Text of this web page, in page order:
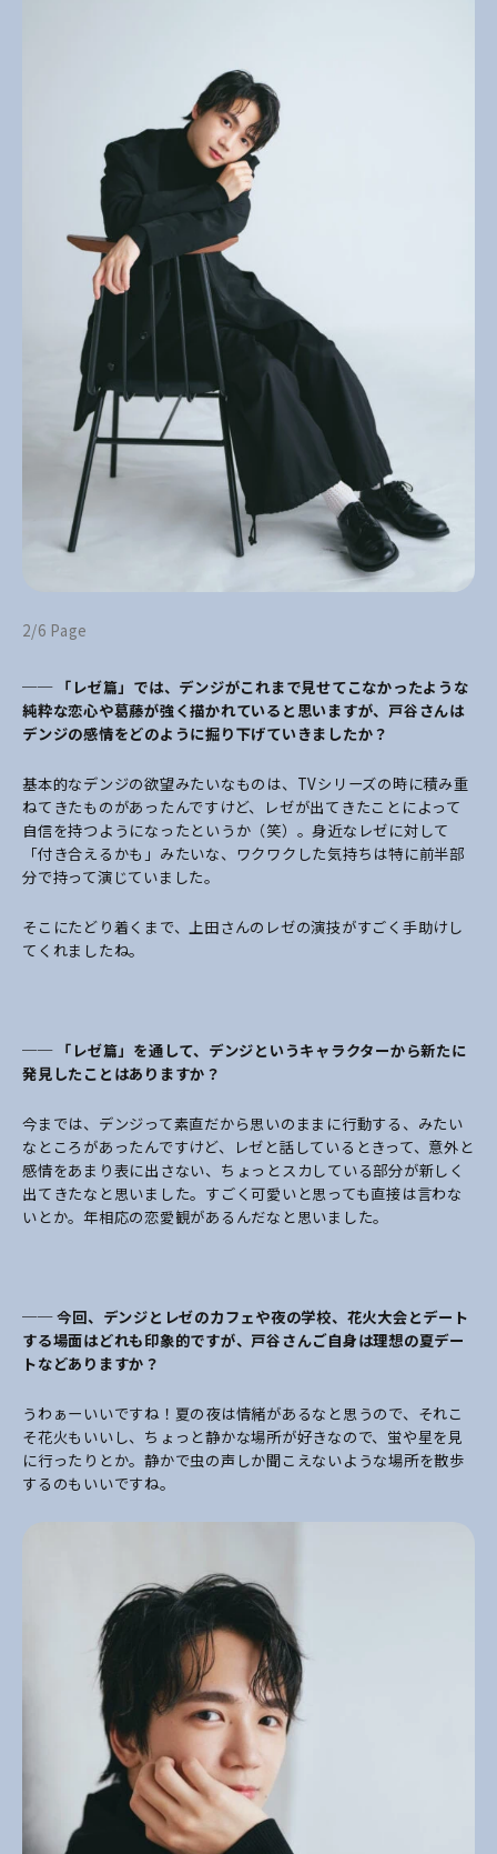
2/6 Page
── 「レゼ篇」 では、デンジがこれまで見せてこなかったような
純粋な恋心や葛藤が強く描かれていると思いますが、戸谷さんは
デンジの感情をどのように掘り下げていきましたか？
基本的なデンジの欲望みたいなものは、TVシリーズの時に積み重
ねてきたものがあったんですけど、レゼが出てきたことによって
自信を持つようになったというか（笑）。身近なレゼに対して
「付き合えるかも」みたいな、ワクワクした気持ちは特に前半部
分で持って演じていました。
そこにたどり着くまで、上田さんのレゼの演技がすごく手助けし
てくれましたね。
── 「レゼ篇」 を通して、デンジというキャラクターから新たに
発見したことはありますか？
今までは、デンジって素直だから思いのままに行動する、みたい
なところがあったんですけど、レゼと話しているときって、意外と
感情をあまり表に出さない、ちょっとスカしている部分が新しく
出てきたなと思いました。すごく可愛いと思っても直接は言わな
いとか。年相応の恋愛観があるんだなと思いました。
── 今回、デンジとレゼのカフェや夜の学校、花火大会とデート
する場面はどれも印象的ですが、戸谷さんご自身は理想の夏デー
トなどありますか？
うわぁーいいですね！夏の夜は情緒があるなと思うので、それこ
そ花火もいいし、ちょっと静かな場所が好きなので、蛍や星を見
に行ったりとか。静かで虫の声しか聞こえないような場所を散歩
するのもいいですね。